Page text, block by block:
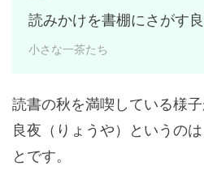
読みかけを書棚にさがす
小さな一茶たち
読書の秋を満喫している様子
良夜（りょうや）というの
とです。